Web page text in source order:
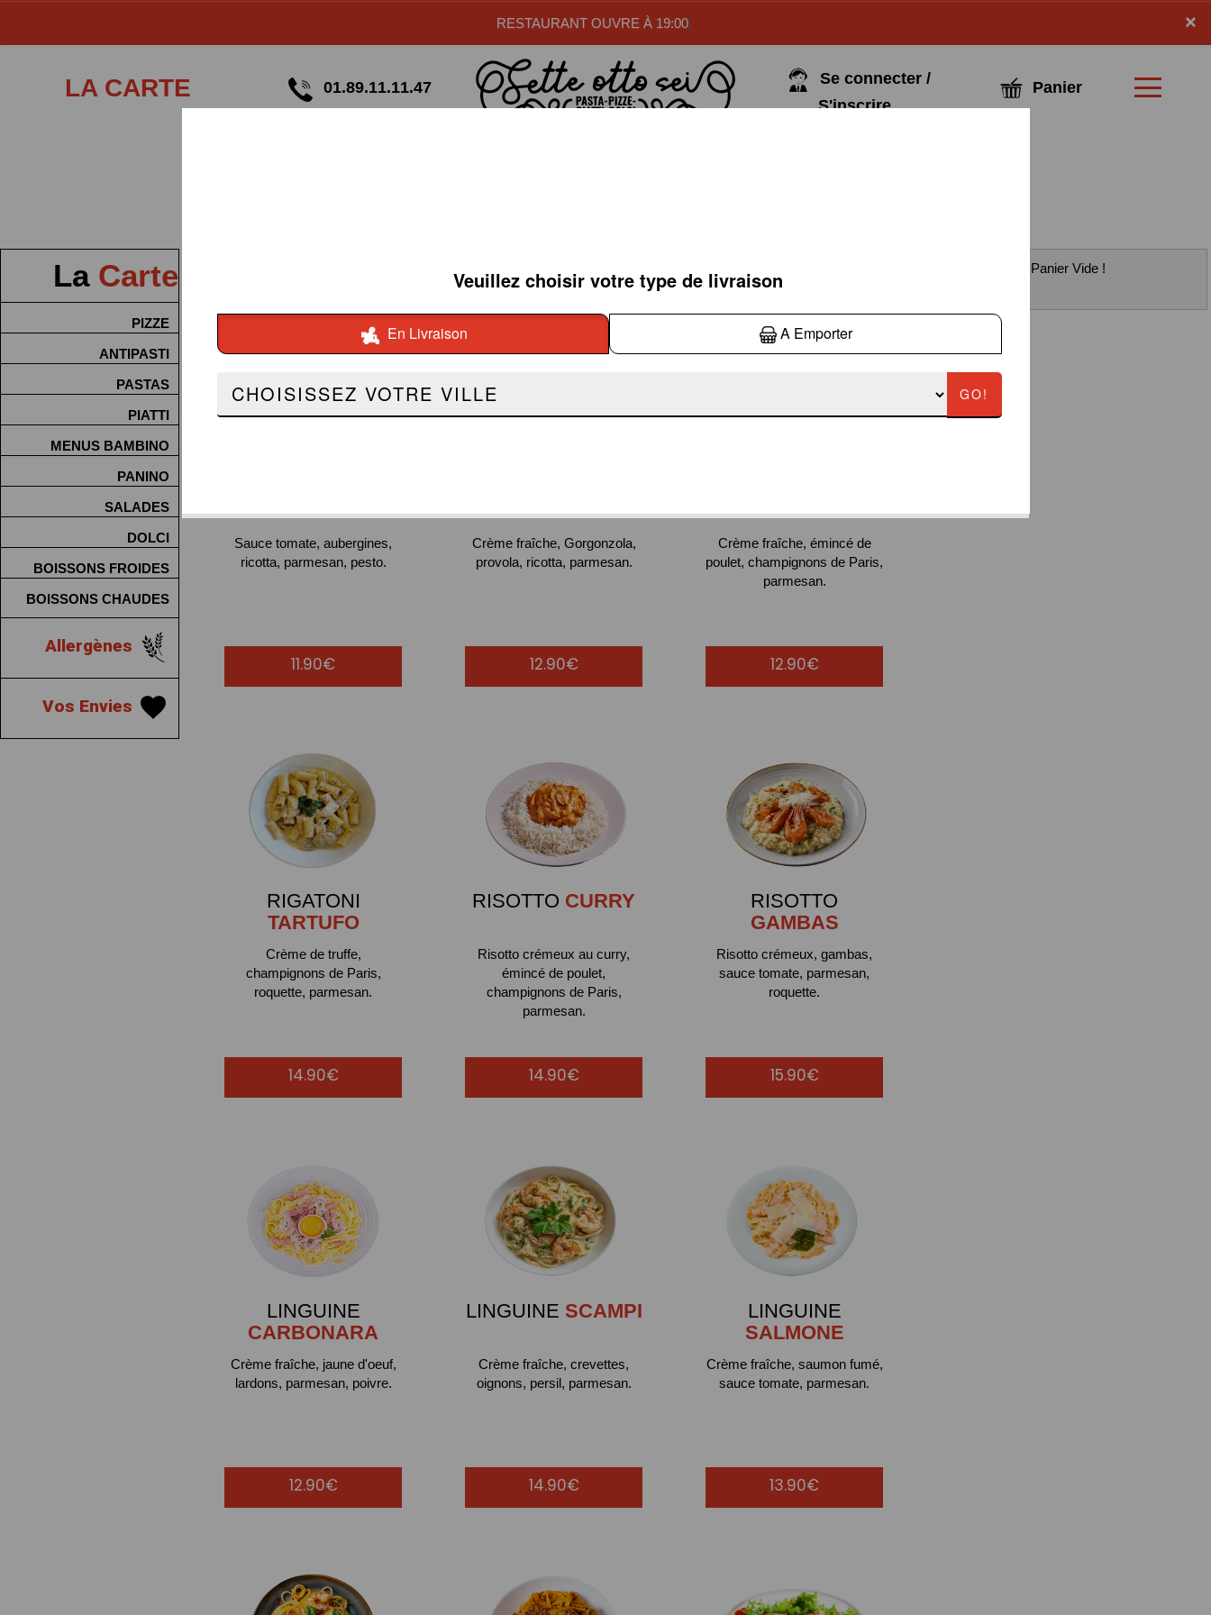
×
RESTAURANT OUVRE À 19:00
LA CARTE 01.89.11.11.47
Se connecter /
S'inscrire
Panier
x
La Carte
PIZZE
ANTIPASTI
PASTAS
PIATTI
MENUS BAMBINO
PANINO
SALADES
DOLCI
BOISSONS FROIDES
BOISSONS CHAUDES
Allergènes
Vos Envies
PASTAS
NORMA
Sauce tomate, aubergines,
ricotta, parmesan, pesto.
11.90€
FROMAGGI
Crème fraîche, Gorgonzola,
provola, ricotta, parmesan.
12.90€
POLLO
Crème fraîche, émincé de
poulet, champignons de Paris,
parmesan.
12.90€
RIGATONI
TARTUFO
Crème de truffe,
champignons de Paris,
roquette, parmesan.
14.90€
RISOTTO CURRY
Risotto crémeux au curry,
émincé de poulet,
champignons de Paris,
parmesan.
14.90€
RISOTTO
GAMBAS
Risotto crémeux, gambas,
sauce tomate, parmesan,
roquette.
15.90€
LINGUINE
CARBONARA
Crème fraîche, jaune d'oeuf,
lardons, parmesan, poivre.
12.90€
LINGUINE SCAMPI
Crème fraîche, crevettes,
oignons, persil, parmesan.
14.90€
LINGUINE
SALMONE
Crème fraîche, saumon fumé,
sauce tomate, parmesan.
13.90€
Panier Vide !